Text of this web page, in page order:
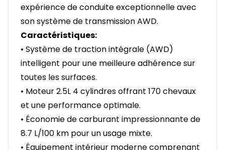
expérience de conduite exceptionnelle avec
son système de transmission AWD.
Caractéristiques:
• Système de traction intégrale (AWD)
intelligent pour une meilleure adhérence sur
toutes les surfaces.
• Moteur 2.5L 4 cylindres offrant 170 chevaux
et une performance optimale.
• Économie de carburant impressionnante de
8.7 L/100 km pour un usage mixte.
• Équipement intérieur moderne comprenant